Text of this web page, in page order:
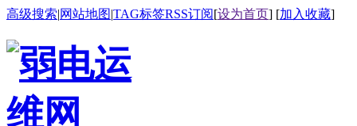
高级搜索|网站地图|TAG标签RSS订阅[设为首页] [加入收藏]